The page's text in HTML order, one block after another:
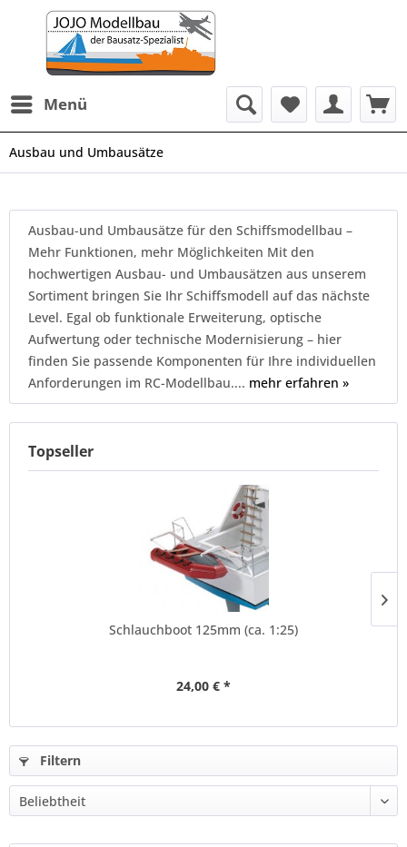
Menü
Ausbau und Umbausätze
Ausbau-und Umbausätze für den Schiffsmodellbau –
Mehr Funktionen, mehr Möglichkeiten Mit den
hochwertigen Ausbau- und Umbausätzen aus unserem
Sortiment bringen Sie Ihr Schiffsmodell auf das nächste
Level. Egal ob funktionale Erweiterung, optische
Aufwertung oder technische Modernisierung – hier
finden Sie passende Komponenten für Ihre individuellen
Anforderungen im RC-Modellbau.... mehr erfahren »
Topseller
Schlauchboot 125mm (ca. 1:25)
24,00 € *
Filtern